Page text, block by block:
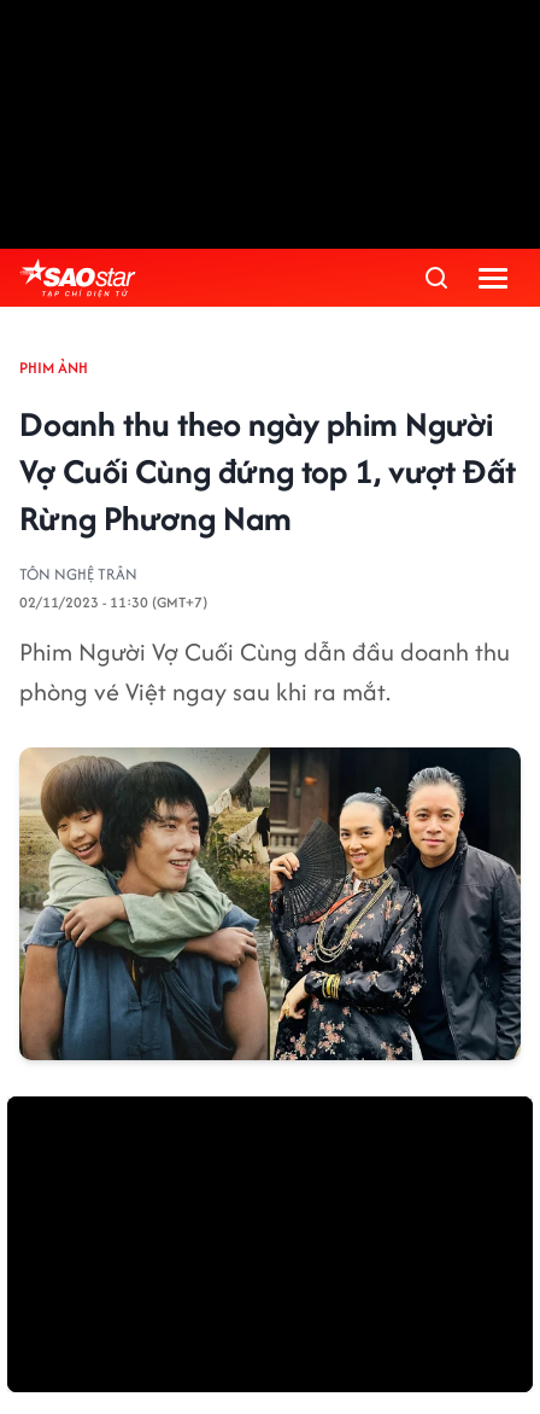
PHIM ẢNH
Doanh thu theo ngày phim Người
Vợ Cuối Cùng đứng top 1, vượt Đất
Rừng Phương Nam
TÔN NGHỆ TRÂN
02/11/2023 - 11:30 (GMT+7)
Phim Người Vợ Cuối Cùng dẫn đầu doanh thu
phòng vé Việt ngay sau khi ra mắt.